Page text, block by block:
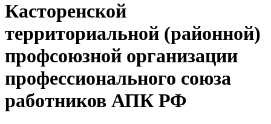
Касторенской
территориальной (районной)
профсоюзной организации
профессионального союза
работников АПК РФ